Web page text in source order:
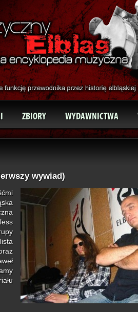
ZBIORY WYDAWNICTWA
wywiad)